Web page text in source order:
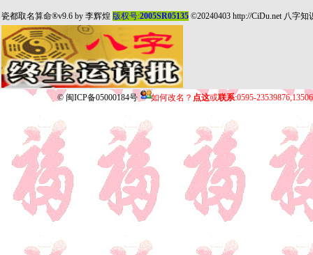
瓷都取名算命®v9.6 by 李辉煌 版权号:2005SR05135 ©20240403 http://CiDu.net 八字知
© 闽ICP备05000184号 如何改名？ 点这或联系:0595-